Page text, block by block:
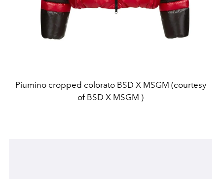
Piumino cropped colorato BSD X MSGM (courtesy
of BSD X MSGM )